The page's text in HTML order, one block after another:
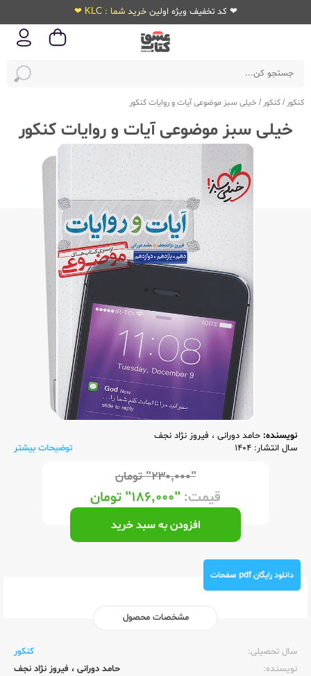
❤ کد تخفیف ویژه اولین خرید شما : KLC ❤
کنکور /کنکور / خیلی سبز موضوعی آیات و روایات کنکور
خیلی سبز موضوعی آیات و روایات کنکور
نویسنده: حامد دورانی ، فیروز نژاد نجف
سال انتشار: 1404
توضیحات بیشتر
"۲۳۰,۰۰۰" تومان
قیمت: "۱۸۶,۰۰۰" تومان
افزودن به سبد خرید
دانلود رایگان pdf صفحات
مشخصات محصول
سال تحصیلی:‌
کنکور
نویسنده:‌
حامد دورانی ، فیروز نژاد نجف